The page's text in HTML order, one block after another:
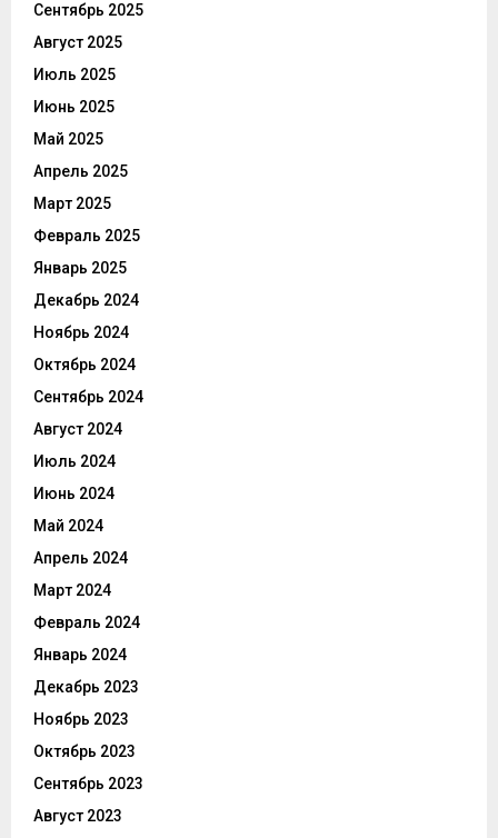
Сентябрь 2025
Август 2025
Июль 2025
Июнь 2025
Май 2025
Апрель 2025
Март 2025
Февраль 2025
Январь 2025
Декабрь 2024
Ноябрь 2024
Октябрь 2024
Сентябрь 2024
Август 2024
Июль 2024
Июнь 2024
Май 2024
Апрель 2024
Март 2024
Февраль 2024
Январь 2024
Декабрь 2023
Ноябрь 2023
Октябрь 2023
Сентябрь 2023
Август 2023